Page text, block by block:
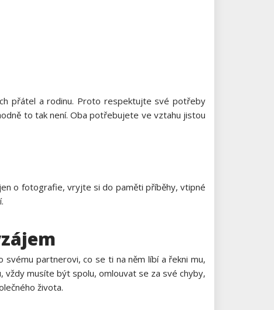
přátel a rodinu. Proto respektujte své potřeby
to tak není. Oba potřebujete ve vztahu jistou
o fotografie, vryjte si do paměti příběhy, vtipné
svému partnerovi, co se ti na něm líbí a řekni mu,
vždy musíte být spolu, omlouvat se za své chyby,
života.